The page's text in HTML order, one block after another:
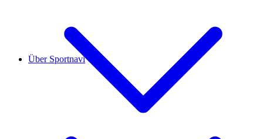
Über Sportnavi